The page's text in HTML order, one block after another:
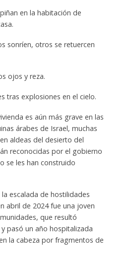
en la habitación de
sonríen, otros se retuercen
ojos y reza.
tras explosiones en el cielo.
es aún más grave en las
árabes de Israel, muchas
aldeas del desierto del
reconocidas por el gobierno
se les han construido
escalada de hostilidades
abril de 2024 fue una joven
que resultó
pasó un año hospitalizada
la cabeza por fragmentos de